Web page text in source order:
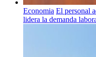
Economia El personal
lidera la demanda